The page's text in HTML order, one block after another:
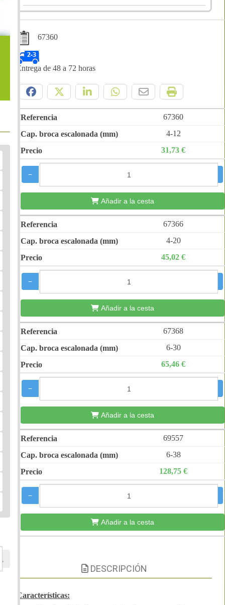
67360
Entrega de 48 a 72 horas
67360
4-12
31,73 €
−
Añadir a la cesta
67366
4-20
45,02 €
−
Añadir a la cesta
67368
6-30
65,46 €
−
Añadir a la cesta
69557
6-38
128,75 €
−
Añadir a la cesta
DESCRIPCIÓN
Características: